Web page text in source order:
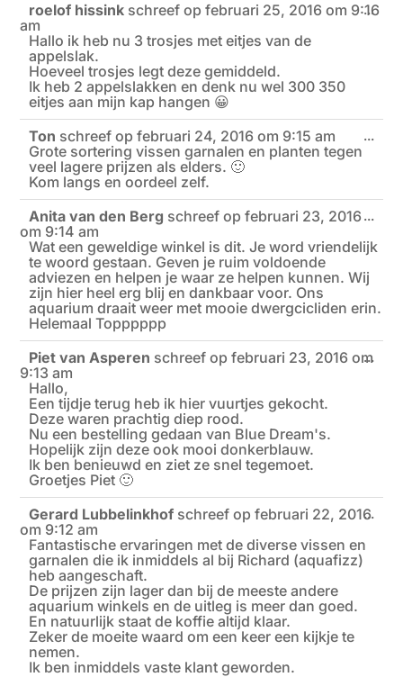
roelof hissink schreef op februari 25, 2016 om 9:16
am
Hallo ik heb nu 3 trosjes met eitjes van de
appelslak.
Hoeveel trosjes legt deze gemiddeld.
Ik heb 2 appelslakken en denk nu wel 300 350
eitjes aan mijn kap hangen 😀
...
Ton schreef op februari 24, 2016 om 9:15 am
Grote sortering vissen garnalen en planten tegen
veel lagere prijzen als elders. 🙂
Kom langs en oordeel zelf.
...
Anita van den Berg schreef op februari 23, 2016
om 9:14 am
Wat een geweldige winkel is dit. Je word vriendelijk
te woord gestaan. Geven je ruim voldoende
adviezen en helpen je waar ze helpen kunnen. Wij
zijn hier heel erg blij en dankbaar voor. Ons
aquarium draait weer met mooie dwergcicliden erin.
Helemaal Topppppp
...
Piet van Asperen schreef op februari 23, 2016 om
9:13 am
Hallo,
Een tijdje terug heb ik hier vuurtjes gekocht.
Deze waren prachtig diep rood.
Nu een bestelling gedaan van Blue Dream's.
Hopelijk zijn deze ook mooi donkerblauw.
Ik ben benieuwd en ziet ze snel tegemoet.
Groetjes Piet 🙂
...
Gerard Lubbelinkhof schreef op februari 22, 2016
om 9:12 am
Fantastische ervaringen met de diverse vissen en
garnalen die ik inmiddels al bij Richard (aquafizz)
heb aangeschaft.
De prijzen zijn lager dan bij de meeste andere
aquarium winkels en de uitleg is meer dan goed.
En natuurlijk staat de koffie altijd klaar.
Zeker de moeite waard om een keer een kijkje te
nemen.
Ik ben inmiddels vaste klant geworden.
...